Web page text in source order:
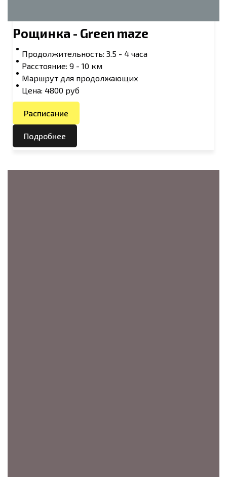
Рощинка - Green maze
Продолжительность: 3.5 - 4 часа
Расстояние: 9 - 10 км
Маршрут для продолжающих
Цена: 4800 руб
Расписание
Подробнее